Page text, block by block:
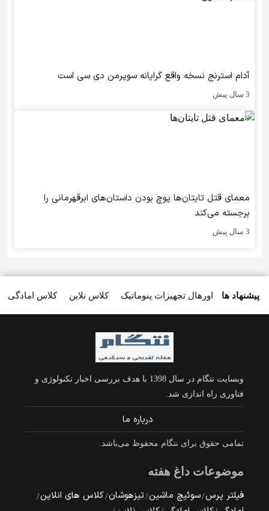
آدام استرنج نسخه واقع گرایانه سوپرمن دی سی است
3 سال پیش
معمای قتل تایتان‌ها پوچ بودن داستان‌های ابرقهرمانی را
برجسته می‌کند
3 سال پیش
پیشنهاد ها کلاس امادگی کلاس نلاین اورهال تجهیزات پنوماتیک
وبسایت نتگام در سال 1398 با هدف بررسی اخبار تکنولوژی و
فناوری راه اندازی شد.
درباره ما
تمامی حقوق برای نتگام محفوظ می‌باشد.
موضوعات داغ هفته
فیلتر پرس سوئیچ ماشین تیزهوشان کلاس های انلاین